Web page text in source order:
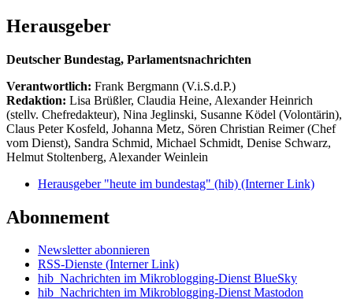
Herausgeber
Deutscher Bundestag, Parlamentsnachrichten
Verantwortlich: Frank Bergmann (V.i.S.d.P.)
Redaktion: Lisa Brüßler, Claudia Heine, Alexander Heinrich
(stellv. Chefredakteur), Nina Jeglinski, Susanne Ködel (Volontärin),
Claus Peter Kosfeld, Johanna Metz, Sören Christian Reimer (Chef
vom Dienst), Sandra Schmid, Michael Schmidt, Denise Schwarz,
Helmut Stoltenberg, Alexander Weinlein
Herausgeber "heute im bundestag" (hib) (Interner Link)
Abonnement
Newsletter abonnieren
RSS-Dienste (Interner Link)
hib_Nachrichten im Mikroblogging-Dienst BlueSky
hib_Nachrichten im Mikroblogging-Dienst Mastodon